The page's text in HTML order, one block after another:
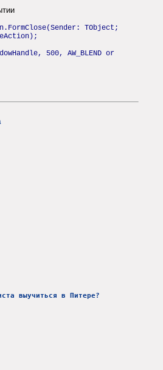
TObject;
500, AW_BLEND or
выучиться в Питере?